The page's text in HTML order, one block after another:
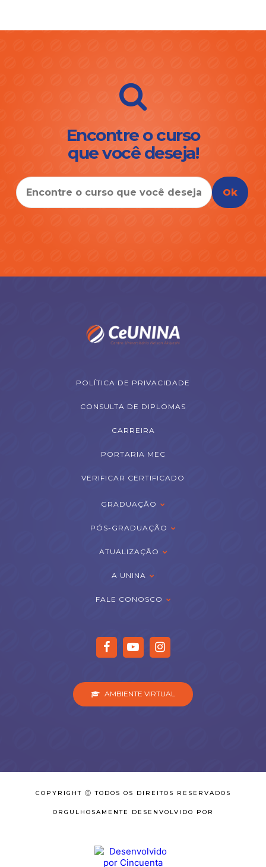
Encontre o curso
que você deseja!
Ok
POLÍTICA DE PRIVACIDADE
CONSULTA DE DIPLOMAS
CARREIRA
PORTARIA MEC
VERIFICAR CERTIFICADO
GRADUAÇÃO
PÓS-GRADUAÇÃO
ATUALIZAÇÃO
A UNINA
FALE CONOSCO
AMBIENTE VIRTUAL
COPYRIGHT Ⓒ TODOS OS DIREITOS RESERVADOS
ORGULHOSAMENTE DESENVOLVIDO POR